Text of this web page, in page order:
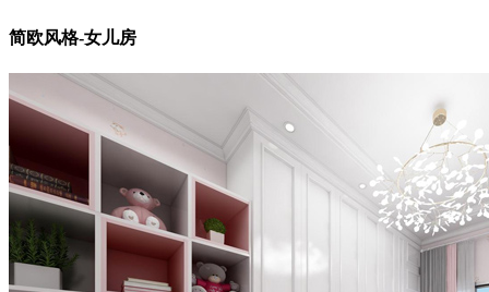
简欧风格-女儿房